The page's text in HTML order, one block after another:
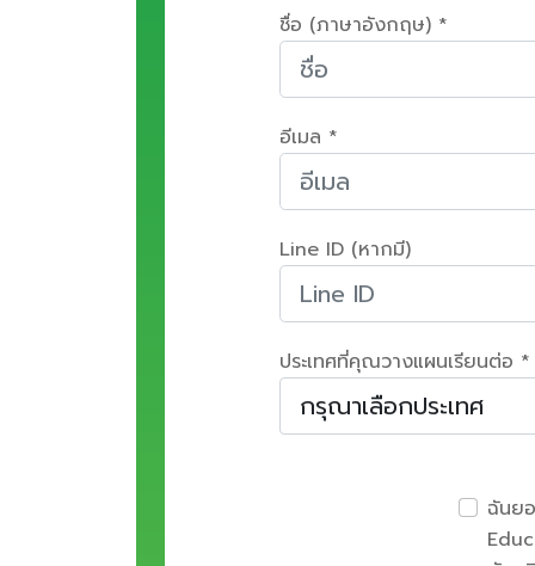
ชื่อ (ภาษาอังกฤษ) *
อีเมล *
Line ID (หากมี)
ประเทศที่คุณวางแผนเรียนต่อ *
ฉันย